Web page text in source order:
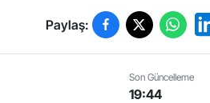
Paylaş:
Son Güncelleme
19:44